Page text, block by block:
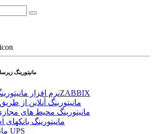
مانیتورینگ
نرم افزارZABBIX
مانیتورینگ آنلاین از
مانیتورینگ محیط های
مانیتورینگ بانکهای
مانیتورینگ UPS